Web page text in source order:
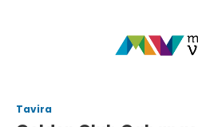
Tavira